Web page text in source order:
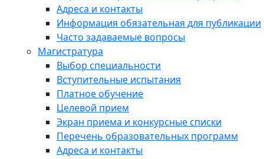
Адреса и контакты
Информация обязательная для публикации
Часто задаваемые вопросы
Магистратура
Выбор специальности
Вступительные испытания
Платное обучение
Целевой прием
Экран приема и конкурсные списки
Перечень образовательных программ
Адреса и контакты